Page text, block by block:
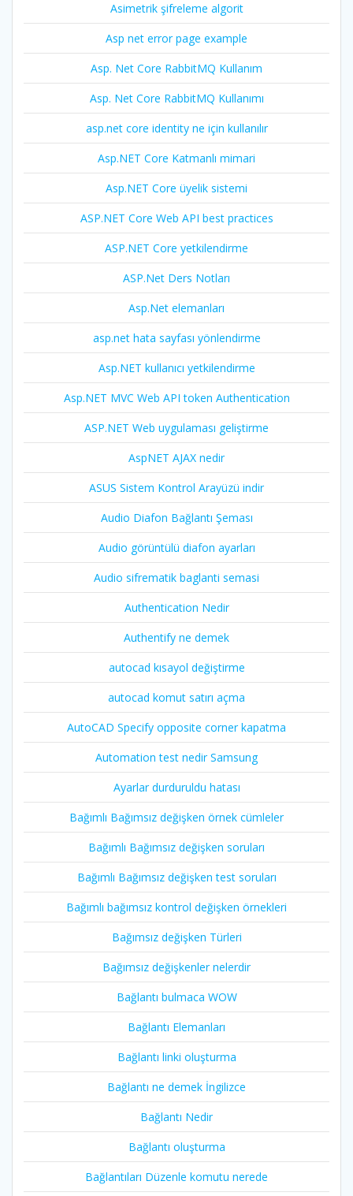
Asimetrik şifreleme algorit
Asp net error page example
Asp. Net Core RabbitMQ Kullanım
Asp. Net Core RabbitMQ Kullanımı
asp.net core identity ne için kullanılır
Asp.NET Core Katmanlı mimari
Asp.NET Core üyelik sistemi
ASP.NET Core Web API best practices
ASP.NET Core yetkilendirme
ASP.Net Ders Notları
Asp.Net elemanları
asp.net hata sayfası yönlendirme
Asp.NET kullanıcı yetkilendirme
Asp.NET MVC Web API token Authentication
ASP.NET Web uygulaması geliştirme
AspNET AJAX nedir
ASUS Sistem Kontrol Arayüzü indir
Audio Diafon Bağlantı Şeması
Audio görüntülü diafon ayarları
Audio sifrematik baglanti semasi
Authentication Nedir
Authentify ne demek
autocad kısayol değiştirme
autocad komut satırı açma
AutoCAD Specify opposite corner kapatma
Automation test nedir Samsung
Ayarlar durduruldu hatası
Bağımlı Bağımsız değişken örnek cümleler
Bağımlı Bağımsız değişken soruları
Bağımlı Bağımsız değişken test soruları
Bağımlı bağımsız kontrol değişken örnekleri
Bağımsız değişken Türleri
Bağımsız değişkenler nelerdir
Bağlantı bulmaca WOW
Bağlantı Elemanları
Bağlantı linki oluşturma
Bağlantı ne demek İngilizce
Bağlantı Nedir
Bağlantı oluşturma
Bağlantıları Düzenle komutu nerede